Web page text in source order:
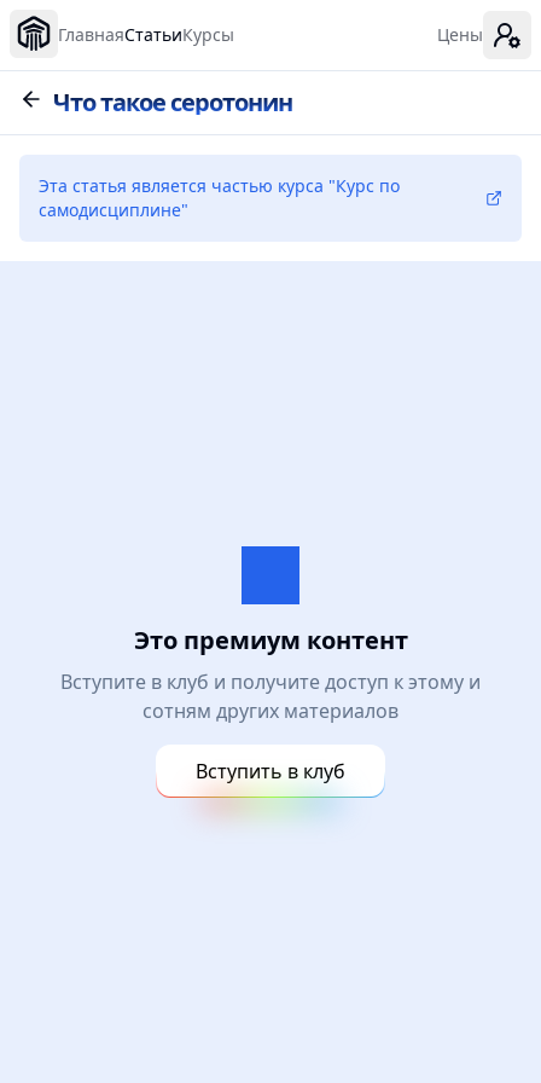
ГлавнаяСтатьиКурсы Цены
Что такое серотонин
Эта статья является частью курса "Курс по
самодисциплине"
Это премиум контент
Вступите в клуб и получите доступ к этому и
сотням других материалов
Вступить в клуб